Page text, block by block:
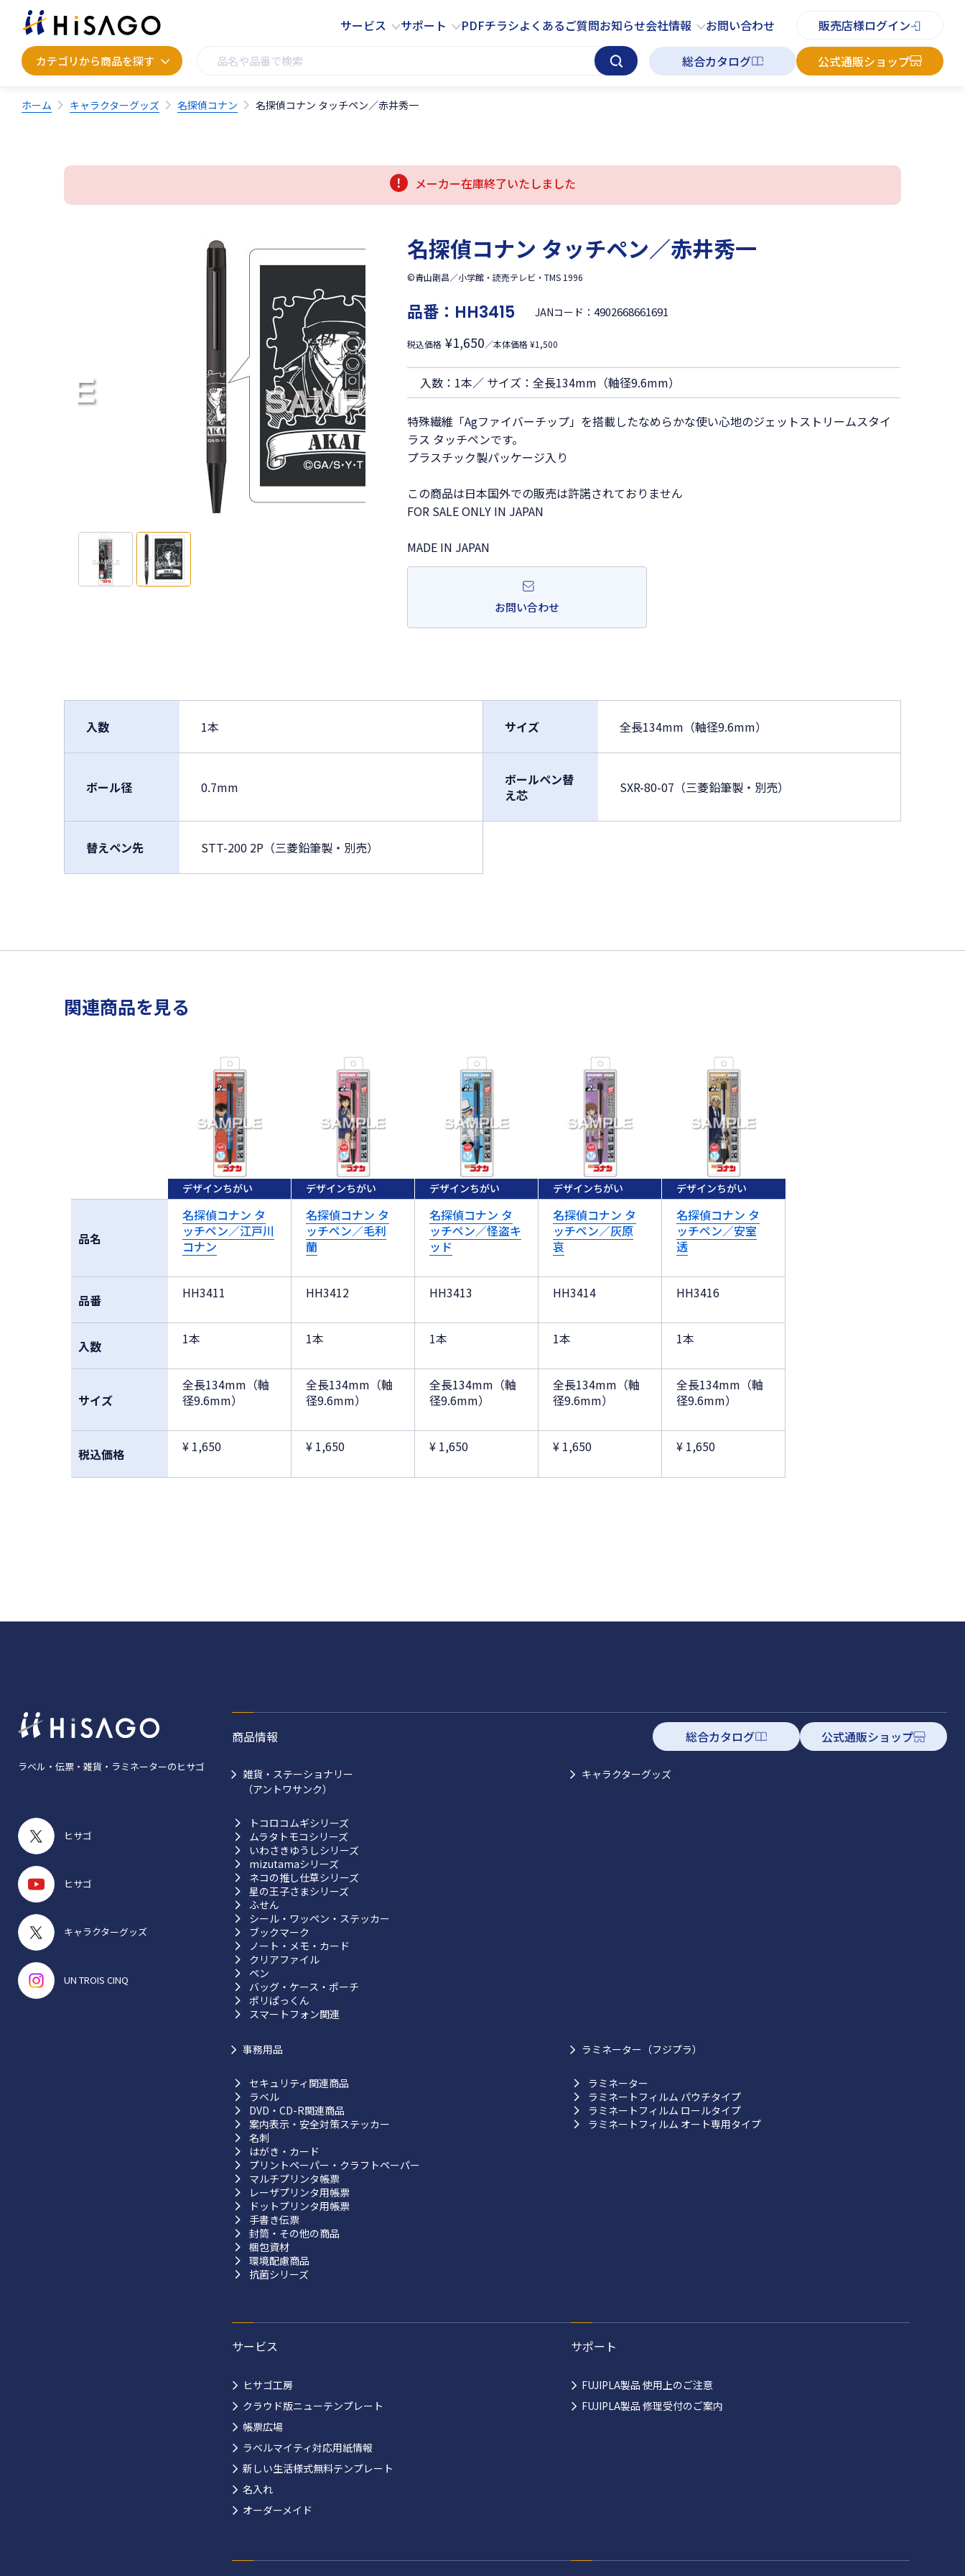
サービス サポート PDFチラシよくあるご質問お知らせ会社情報 お問い合わせ 販売店様ログイン
カテゴリから商品を探す 総合カタログ 公式通販ショップ
カテゴリから商品を探す サービス サポート PDFチラシ よくあるご質問 お知らせ お問い合わせ
ホーム キャラクターグッズ 名探偵コナン 名探偵コナン タッチペン／赤井秀一
メーカー在庫終了いたしました
名探偵コナン タッチペン／赤井秀一
©青山剛昌／小学館・読売テレビ・TMS 1996
品番： HH3415 JANコード：4902668661691
税込価格 ¥1,650／本体価格 ¥1,500
入数：1本／ サイズ：全長134mm（軸径9.6mm）
特殊繊維「Agファイバーチップ」を搭載したなめらかな使い心地のジェットストリームスタイ
ラス タッチペンです。
プラスチック製パッケージ入り
この商品は日本国外での販売は許諾されておりません
FOR SALE ONLY IN JAPAN
MADE IN JAPAN
お問い合わせ
入数 1本 サイズ 全長134mm（軸径9.6mm）
ボール径 0.7mm
ボールペン替
え芯
SXR-80-07（三菱鉛筆製・別売）
替えペン先 STT-200 2P（三菱鉛筆製・別売）
関連商品を見る
品名
品番
入数
サイズ
税込価格
デザインちがい
名探偵コナン タ
ッチペン／江戸川
コナン
HH3411
1本
全長134mm（軸
径9.6mm）
¥ 1,650
デザインちがい
名探偵コナン タ
ッチペン／毛利
蘭
HH3412
1本
全長134mm（軸
径9.6mm）
¥ 1,650
デザインちがい
名探偵コナン タ
ッチペン／怪盗キ
ッド
HH3413
1本
全長134mm（軸
径9.6mm）
¥ 1,650
デザインちがい
名探偵コナン タ
ッチペン／灰原
哀
HH3414
1本
全長134mm（軸
径9.6mm）
¥ 1,650
デザインちがい
名探偵コナン タ
ッチペン／安室
透
HH3416
1本
全長134mm（軸
径9.6mm）
¥ 1,650
ラベル・伝票・雑貨・ラミネーターのヒサゴ
ヒサゴ
ヒサゴ
キャラクターグッズ
UN TROIS CINQ
商品情報 総合カタログ 公式通販ショップ
雑貨・ステーショナリー
（アントワサンク）
トコロコムギシリーズ
ムラタトモコシリーズ
いわさきゆうしシリーズ
mizutamaシリーズ
ネコの推し仕草シリーズ
星の王子さまシリーズ
ふせん
シール・ワッペン・ステッカー
ブックマーク
ノート・メモ・カード
クリアファイル
ペン
バッグ・ケース・ポーチ
ポリぱっくん
スマートフォン関連
キャラクターグッズ
事務用品
セキュリティ関連商品
ラベル
DVD・CD-R関連商品
案内表示・安全対策ステッカー
名刺
はがき・カード
プリントペーパー・クラフトペーパー
マルチプリンタ帳票
レーザプリンタ用帳票
ドットプリンタ用帳票
手書き伝票
封筒・その他の商品
梱包資材
環境配慮商品
抗菌シリーズ
ラミネーター（フジプラ）
ラミネーター
ラミネートフィルム パウチタイプ
ラミネートフィルム ロールタイプ
ラミネートフィルム オート専用タイプ
サービス
ヒサゴ工房
クラウド版ニューテンプレート
帳票広場
ラベルマイティ対応用紙情報
新しい生活様式無料テンプレート
名入れ
オーダーメイド
サポート
FUJIPLA製品 使用上のご注意
FUJIPLA製品 修理受付のご案内